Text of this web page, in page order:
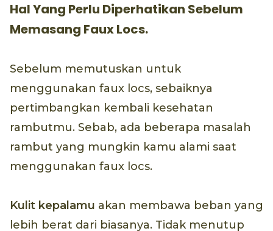
Hal Yang Perlu Diperhatikan Sebelum
Memasang Faux Locs.
Sebelum memutuskan untuk
menggunakan faux locs, sebaiknya
pertimbangkan kembali kesehatan
rambutmu. Sebab, ada beberapa masalah
rambut yang mungkin kamu alami saat
menggunakan faux locs.
Kulit kepalamu akan membawa beban yang
lebih berat dari biasanya. Tidak menutup